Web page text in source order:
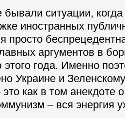
ситуации,
иностранных
просто
аргументов в
этого года. Именно
Украине и
это как в том анекдоте
– вся энергия